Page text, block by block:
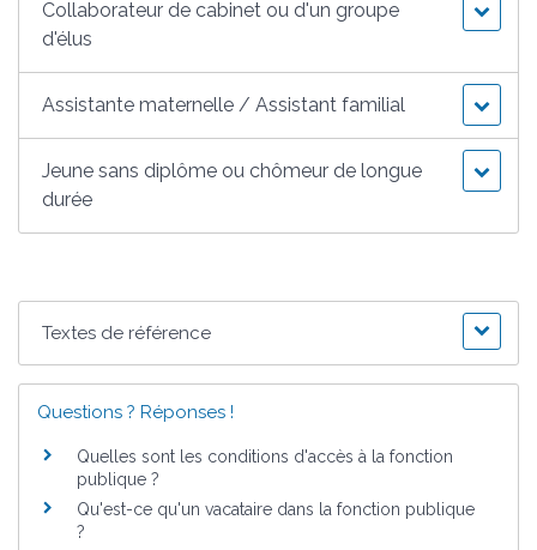
Collaborateur de cabinet ou d'un groupe
d'élus
Assistante maternelle / Assistant familial
Jeune sans diplôme ou chômeur de longue
durée
Textes de référence
Questions ? Réponses !
Quelles sont les conditions d'accès à la fonction
publique ?
Qu'est-ce qu'un vacataire dans la fonction publique
?